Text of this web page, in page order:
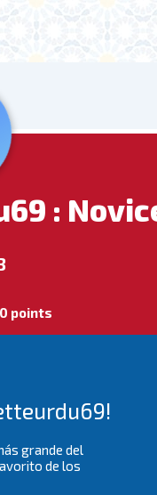
:
points
grande del
de los